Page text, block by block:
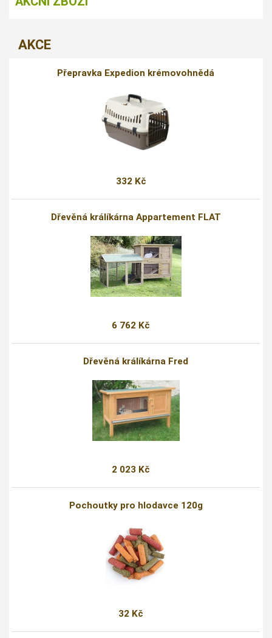
AKCE
Přepravka Expedion krémovohnědá
332 Kč
Dřevěná králíkárna Appartement FLAT
6 762 Kč
Dřevěná králíkárna Fred
2 023 Kč
Pochoutky pro hlodavce 120g
32 Kč